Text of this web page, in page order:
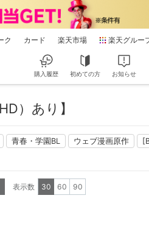
ク カード 楽天市場 楽天グルー
本/
雑誌
動画
購入履歴 初めての方 お知らせ
）あり】
青春・学園BL ウェブ漫画原作
表示数 30 60 90